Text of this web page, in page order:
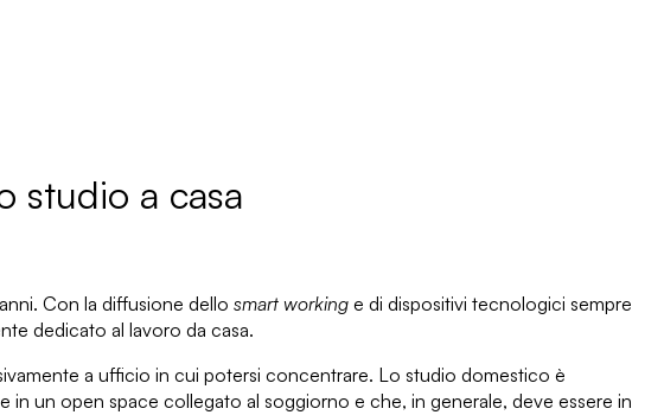
studio a casa
Con la diffusione dello smart working e di dispositivi tecnologici sempre
dedicato al lavoro da casa.
a ufficio in cui potersi concentrare. Lo studio domestico è
in un open space collegato al soggiorno e che, in generale, deve essere in